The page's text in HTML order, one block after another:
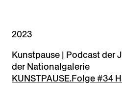
2023
Kunstpause | Podcast der
der Nationalgalerie
KUNSTPAUSE.Folge #34